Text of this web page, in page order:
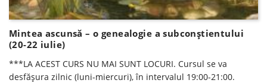
Mintea ascunsă – o genealogie a subconștientului
(20-22 iulie)
***LA ACEST CURS NU MAI SUNT LOCURI. Cursul se va
desfăşura zilnic (luni-miercuri), în intervalul 19:00-21:00.